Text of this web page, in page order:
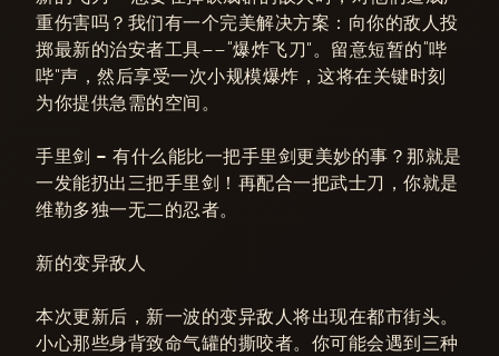
重伤害吗？我们有一个完美解决方案：向你的敌人投
掷最新的治安者工具——“爆炸飞刀”。留意短暂的“哔
哔”声，然后享受一次小规模爆炸，这将在关键时刻
为你提供急需的空间。
手里剑 – 有什么能比一把手里剑更美妙的事？那就是
一发能扔出三把手里剑！再配合一把武士刀，你就是
维勒多独一无二的忍者。
新的变异敌人
本次更新后，新一波的变异敌人将出现在都市街头。
小心那些身背致命气罐的撕咬者。你可能会遇到三种